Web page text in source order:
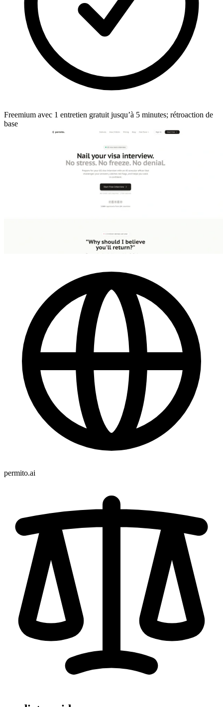
Freemium avec 1 entretien gratuit jusqu’à 5 minutes; rétroaction de
base
permito.ai